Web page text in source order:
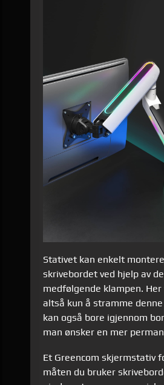
Stativet kan enkelt
skrivebordet ved hjelp av
medfølgende klampen.
altså kun å stramme
kan også bore igjennom
man ønsker en mer
Et Greencom skjermstativ
måten du bruker